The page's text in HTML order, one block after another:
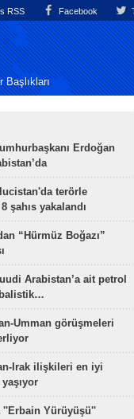
RSS Facebook
Başlıkları
Erdoğan
terörle
şahıs yakalandı
“Hürmüz Boğazı”
Arabistan’a ait petrol
Umman görüşmeleri
Irak ilişkileri en iyi
''Erbain Yürüyüşü''